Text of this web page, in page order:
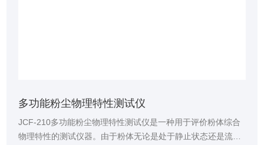
多功能粉尘物理特性测试仪
JCF-210多功能粉尘物理特性测试仪是一种用于评价粉体综合
物理特性的测试仪器。由于粉体无论是处于静止状态还是流动